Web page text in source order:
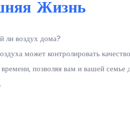
Жизнь
ли воздух дома?
может контролировать
позволяя вам и вашей семье